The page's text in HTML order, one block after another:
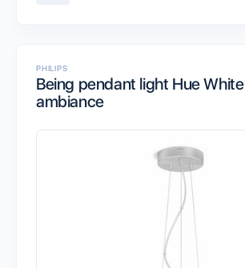
PHILIPS
Being pendant light Hue White
ambiance